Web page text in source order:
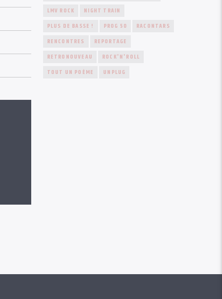
LMV ROCK
NIGHT TRAIN
PLUS DE BASSE !
PROG 50
RACONTARS
RENCONTRES
REPORTAGE
RETRONOUVEAU
ROCK'N'ROLL
TOUT UN POÈME
UNPLUG